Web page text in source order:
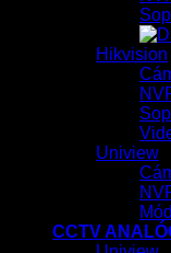
Hikvision
Uniview
CCTV